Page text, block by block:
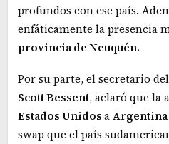
profundos con ese país.
enfáticamente la presencia
provincia de Neuquén.
Por su parte, el secretario
Scott Bessent, aclaró que la
Estados UnidosaArgentina
swap que el país